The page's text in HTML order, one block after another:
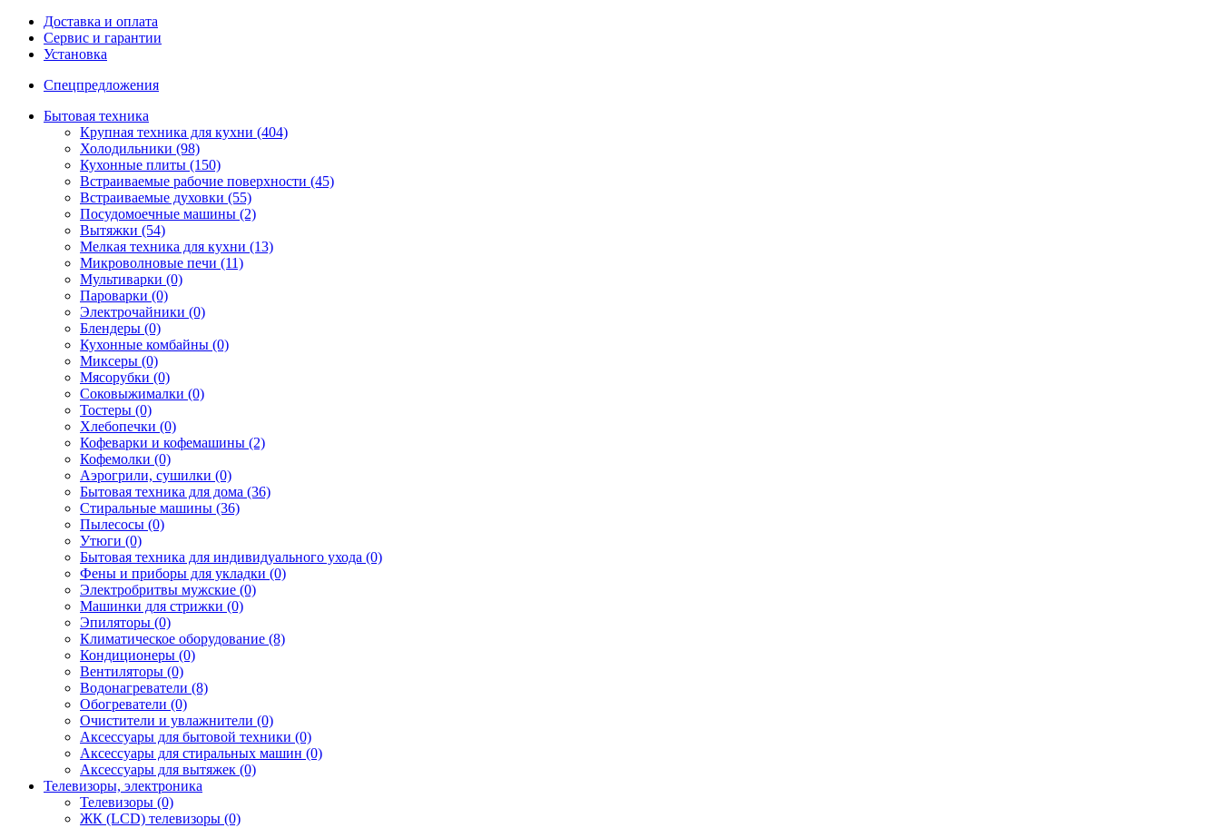
Доставка и оплата
Сервис и гарантии
Установка
Спецпредложения
Бытовая техника
Крупная техника для кухни (404)
Холодильники (98)
Кухонные плиты (150)
Встраиваемые рабочие поверхности (45)
Встраиваемые духовки (55)
Посудомоечные машины (2)
Вытяжки (54)
Мелкая техника для кухни (13)
Микроволновые печи (11)
Мультиварки (0)
Пароварки (0)
Электрочайники (0)
Блендеры (0)
Кухонные комбайны (0)
Миксеры (0)
Мясорубки (0)
Соковыжималки (0)
Тостеры (0)
Хлебопечки (0)
Кофеварки и кофемашины (2)
Кофемолки (0)
Аэрогрили, сушилки (0)
Бытовая техника для дома (36)
Стиральные машины (36)
Пылесосы (0)
Утюги (0)
Бытовая техника для индивидуального ухода (0)
Фены и приборы для укладки (0)
Электробритвы мужские (0)
Машинки для стрижки (0)
Эпиляторы (0)
Климатическое оборудование (8)
Кондиционеры (0)
Вентиляторы (0)
Водонагреватели (8)
Обогреватели (0)
Очистители и увлажнители (0)
Аксессуары для бытовой техники (0)
Аксессуары для стиральных машин (0)
Аксессуары для вытяжек (0)
Телевизоры, электроника
Телевизоры (0)
ЖК (LCD) телевизоры (0)